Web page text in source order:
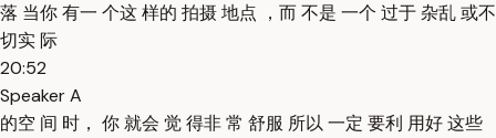
落 当你 有一 个这 样的 拍摄 地点 ，而 不是 一个 过于 杂乱 或不
切实 际
20:52
Speaker A
的空 间 时， 你 就会 觉 得非 常 舒服 所以 一定 要利 用好 这些